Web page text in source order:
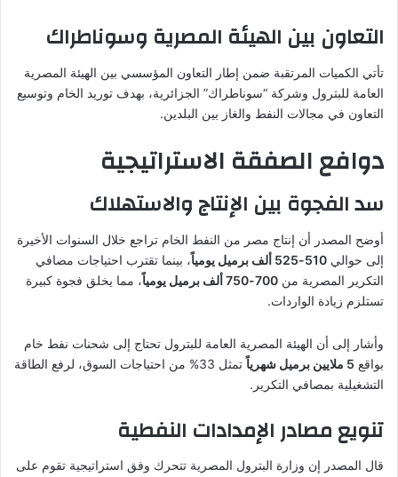
التعاون بين الهيئة المصرية وسوناطراك
تأتي الكميات المرتقبة ضمن إطار التعاون المؤسسي بين الهيئة المصرية
العامة للبترول وشركة “سوناطراك” الجزائرية، بهدف توريد الخام وتوسيع
التعاون في مجالات النفط والغاز بين البلدين.
دوافع الصفقة الاستراتيجية
سد الفجوة بين الإنتاج والاستهلاك
أوضح المصدر أن إنتاج مصر من النفط الخام تراجع خلال السنوات الأخيرة
إلى حوالي 510-525 ألف برميل يومياً
، بينما تقترب احتياجات مصافي
التكرير المصرية من 700-750 ألف برميل يومياً
، مما يخلق فجوة كبيرة
تستلزم زيادة الواردات.
وأشار إلى أن الهيئة المصرية العامة للبترول تحتاج إلى شحنات نفط خام
بواقع 5 ملايين برميل شهرياً
تمثل 33% من احتياجات السوق، لرفع الطاقة
التشغيلية بمصافي التكرير.
تنويع مصادر الإمدادات النفطية
قال المصدر إن وزارة البترول المصرية تتحرك وفق استراتيجية تقوم على